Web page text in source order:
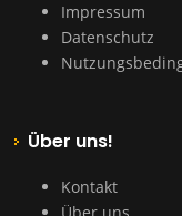
Impressum
Datenschutz
Über uns!
Kontakt